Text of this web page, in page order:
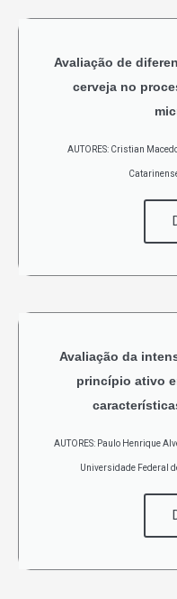
Avaliação de
cerveja no
AUTORES: Cristian
Avaliação da
princípio ativo
AUTORES: Paulo Henrique
Universidade Federal